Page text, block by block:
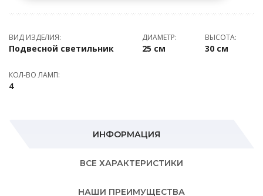
ВИД ИЗДЕЛИЯ:
Подвесной светильник
ДИАМЕТР:
25 см
ВЫСОТА:
30 см
КОЛ-ВО ЛАМП:
4
ИНФОРМАЦИЯ
ВСЕ ХАРАКТЕРИСТИКИ
НАШИ ПРЕИМУЩЕСТВА